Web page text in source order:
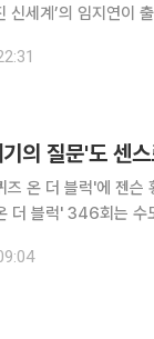
계’의 임지연이 출연해 자
를 알리는 게 너무 어
의 질문'도 센
온 더 블럭'에 젠슨 황 엔
더 블럭' 346회는 수
준 역시 평균 5